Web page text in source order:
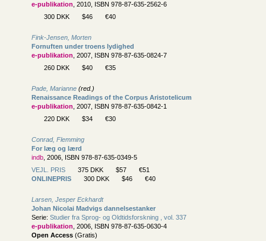
e-publikation , 2010, ISBN 978-87-635-2562-6
300 DKK
$46 €40
Fink-Jensen, Morten
Fornuften under troens lydighed
e-publikation , 2007, ISBN 978-87-635-0824-7
260 DKK
$40 €35
Pade, Marianne (red.)
Renaissance Readings of the Corpus Aristotelicum
e-publikation , 2007, ISBN 978-87-635-0842-1
220 DKK
$34 €30
Conrad, Flemming
For læg og lærd
indb , 2006, ISBN 978-87-635-0349-5
VEJL. PRIS
375 DKK $57
€51
ONLINEPRIS
300 DKK $46 €40
Larsen, Jesper Eckhardt
Johan Nicolai Madvigs dannelsestanker
Serie: Studier fra Sprog- og Oldtidsforskning , vol. 337
e-publikation , 2006, ISBN 978-87-635-0630-4
Open Access (Gratis)